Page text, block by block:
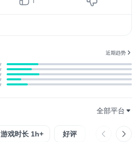
近期趋势
全部平台
游戏时长 1h+ 好评 中评